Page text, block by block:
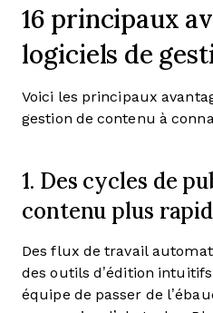
16 principaux
logiciels de
Voici les principaux
gestion de contenu à
1. Des cycles de
contenu plus
Des flux de travail
des outils d’édition
équipe de passer de